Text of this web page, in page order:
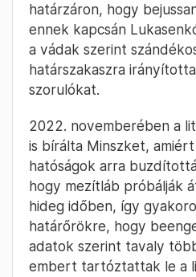
határzáron, hogy
ennek kapcsán
a vádak szerint
határszakaszra
szorulókat.
2022. novemberében a
is bírálta Minszket,
hatóságok arra
hogy mezítláb próbálják
hideg időben, így
határőrökre, hogy
adatok szerint tavaly
embert tartóztattak le a